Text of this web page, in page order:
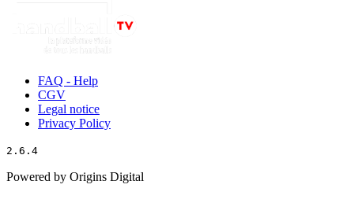
FAQ - Help
CGV
Legal notice
Privacy Policy
2.6.4
Powered by Origins Digital